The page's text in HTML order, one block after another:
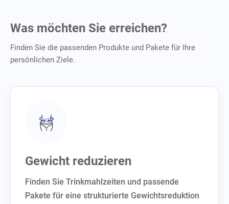
Was möchten Sie erreichen?
Finden Sie die passenden Produkte und Pakete für Ihre
persönlichen Ziele.
Gewicht reduzieren
Finden Sie Trinkmahlzeiten und passende
Pakete für eine strukturierte Gewichtsreduktion